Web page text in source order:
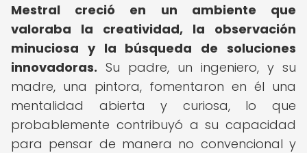
Mestral creció en un ambiente que
valoraba la creatividad, la observación
minuciosa y la búsqueda de soluciones
innovadoras. Su padre, un ingeniero, y su
madre, una pintora, fomentaron en él una
mentalidad abierta y curiosa, lo que
probablemente contribuyó a su capacidad
para pensar de manera no convencional y